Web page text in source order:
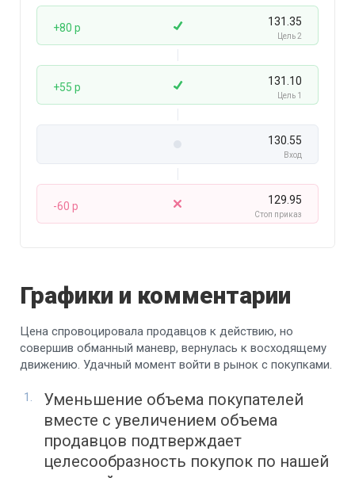
+80 p 131.35
Цель 2
+55 p 131.10
Цель 1
130.55
Вход
-60 p 129.95
Стоп приказ
Графики и комментарии
Цена спровоцировала продавцов к действию, но
совершив обманный маневр, вернулась к восходящему
движению. Удачный момент войти в рынок с покупками.
Уменьшение объема покупателей
вместе с увеличением объема
продавцов подтверждает
целесообразность покупок по нашей